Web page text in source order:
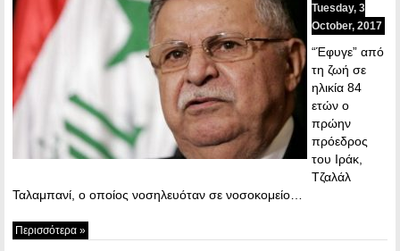
Tuesday, 3
October, 2017
“Έφυγε” από
τη ζωή σε
ηλικία 84
ετών ο
πρώην
πρόεδρος
του Ιράκ,
Τζαλάλ
Ταλαμπανί, ο οποίος νοσηλευόταν σε νοσοκομείο…
Περισσότερα »